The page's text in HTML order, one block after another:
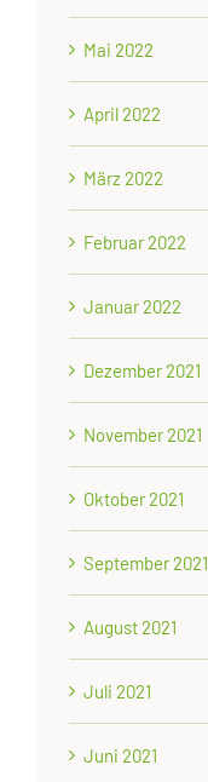
Mai 2022
April 2022
März 2022
Februar 2022
Januar 2022
Dezember 2021
November 2021
Oktober 2021
September 2021
August 2021
Juli 2021
Juni 2021